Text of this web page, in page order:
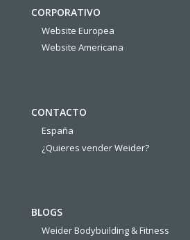
CORPORATIVO
Website Europea
Website Americana
CONTACTO
España
¿Quieres vender Weider?
BLOGS
Weider Bodybuilding & Fitness